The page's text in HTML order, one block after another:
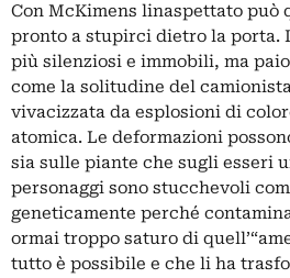
Con McKimens linaspettato può
pronto a stupirci dietro la porta.
più silenziosi e immobili, ma
come la solitudine del
vivacizzata da esplosioni di
atomica. Le deformazioni
sia sulle piante che sugli esseri
personaggi sono stucchevoli
geneticamente perché
ormai troppo saturo di
tutto è possibile e che li ha